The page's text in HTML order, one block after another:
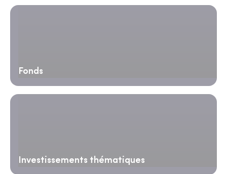
Fonds
Investissements thématiques